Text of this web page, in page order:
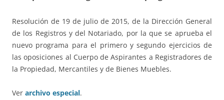
Resolución de 19 de julio de 2015, de la Dirección General
de los Registros y del Notariado, por la que se aprueba el
nuevo programa para el primero y segundo ejercicios de
las oposiciones al Cuerpo de Aspirantes a Registradores de
la Propiedad, Mercantiles y de Bienes Muebles.
Ver archivo especial.